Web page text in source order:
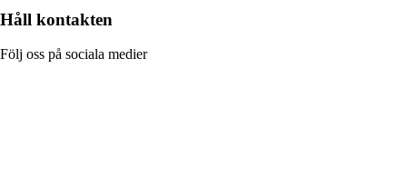
Håll kontakten
Följ oss på sociala medier